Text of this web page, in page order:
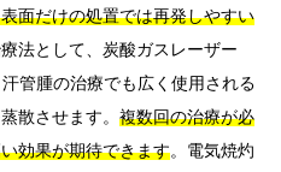
面だけの処置では再発しやすい
法として、炭酸ガスレーザー
管腫の治療でも広く使用される
散させます。 複数回の治療が必
効果が期待できます。電気焼灼